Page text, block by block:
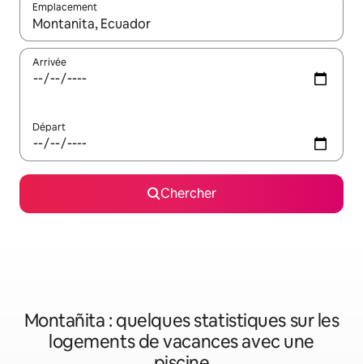
Emplacement
Quand les résultats sont affichés, parcourez-les en utilisant
Arrivée
Départ
Chercher
Montañita : quelques statistiques sur les
logements de vacances avec une